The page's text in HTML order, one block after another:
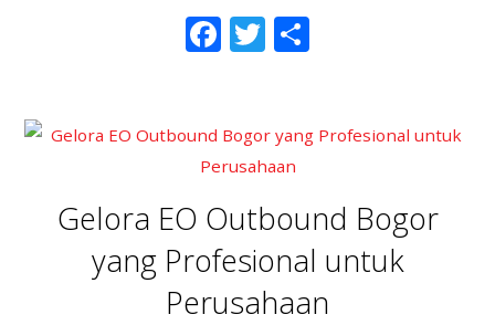
F
b
o
o
k
T
er e
Gelora EO Outbound Bogor
yang Profesional untuk
Perusahaan